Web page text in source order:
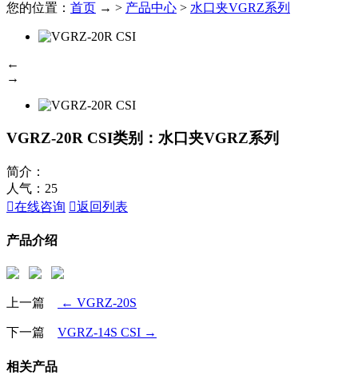
您的位置： 首页 → > 产品中心 > 水口夹VGRZ系列
←
→
VGRZ-20R CSI类别：水口夹VGRZ系列
简介：
人气： 25
在线咨询 返回列表
产品介绍
上一篇 ← VGRZ-20S
下一篇 VGRZ-14S CSI →
相关产品